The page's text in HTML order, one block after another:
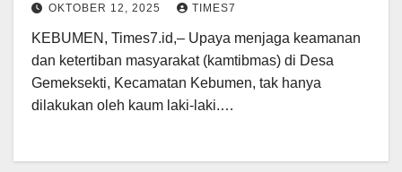
OKTOBER 12, 2025 TIMES7
KEBUMEN, Times7.id,– Upaya menjaga keamanan
dan ketertiban masyarakat (kamtibmas) di Desa
Gemeksekti, Kecamatan Kebumen, tak hanya
dilakukan oleh kaum laki-laki.…